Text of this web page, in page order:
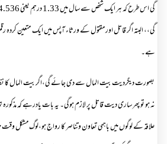
گی،، البتہ اگر قاتل اور مقتول کے ورثاء آپس میں ایک متعین
ہے۔
بصورت دیگردیت بیت المال سے دی جائے گی،اگر بیت المال کا
نہ ہو تو پھر ساری دیت قاتل پر لازم ہوگی۔ یہ بات یادرہے کہ
علاقہ کے لوگوں میں باہمی تعاون وتناصر کا رواج ہو،لوگ مشکل